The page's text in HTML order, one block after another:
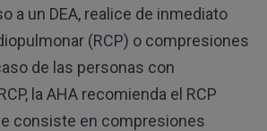
a un DEA, realice de inmediato
(RCP) o compresiones
de las personas con
la AHA recomienda el RCP
consiste en compresiones